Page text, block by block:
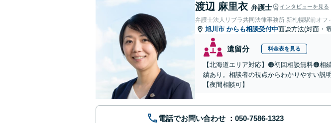
渡辺 麻里衣 弁護士 インタビューを見る
弁護士法人リブラ共同法律事務所 新札幌駅前オフ
旭川市 からも相談受付中面談方法(対面・
遺留分 料金表を見る
【北海道エリア対応】🟠初回相談無料🟠
績あり。相談者の視点からわかりやすい
【夜間相談可】
電話でお問い合わせ